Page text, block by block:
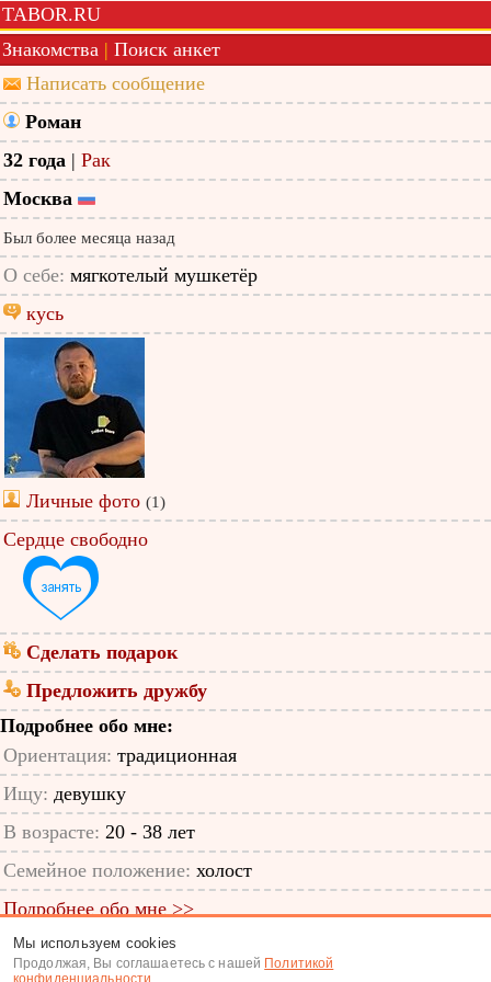
TABOR.RU
Знакомства | Поиск анкет
Написать сообщение
Роман
32 года | Рак
Москва
Был более месяца назад
О себе: мягкотелый мушкетёр
кусь
Личные фото (1)
Сердце свободно
Сделать подарок
Предложить дружбу
Подробнее обо мне:
Ориентация: традиционная
Ищу: девушку
В возрасте: 20 - 38 лет
Семейное положение: холост
Подробнее обо мне >>
ID анкеты: 48382271
Мы используем cookies
Продолжая, Вы соглашаетесь с нашей Политикой
конфиденциальности